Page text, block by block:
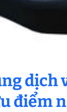
dịch
điểm